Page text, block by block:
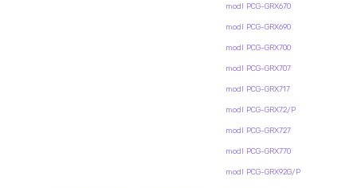
modl PCG-GRX670
modl PCG-GRX690
modl PCG-GRX700
modl PCG-GRX707
modl PCG-GRX717
modl PCG-GRX72/P
modl PCG-GRX727
modl PCG-GRX770
modl PCG-GRX92G/P